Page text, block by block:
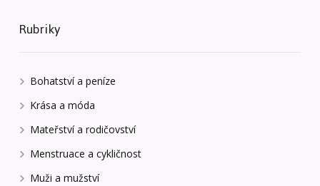
Rubriky
Bohatství a peníze
Krása a móda
Mateřství a rodičovství
Menstruace a cykličnost
Muži a mužství